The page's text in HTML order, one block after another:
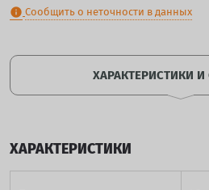
info Сообщить о неточности в данных
ХАРАКТЕРИСТИКИ
ХАРАКТЕРИСТИКИ